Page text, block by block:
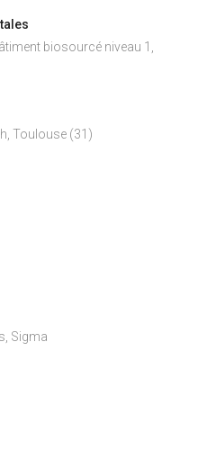
biosourcé niveau 1,
Toulouse (31)
Sigma